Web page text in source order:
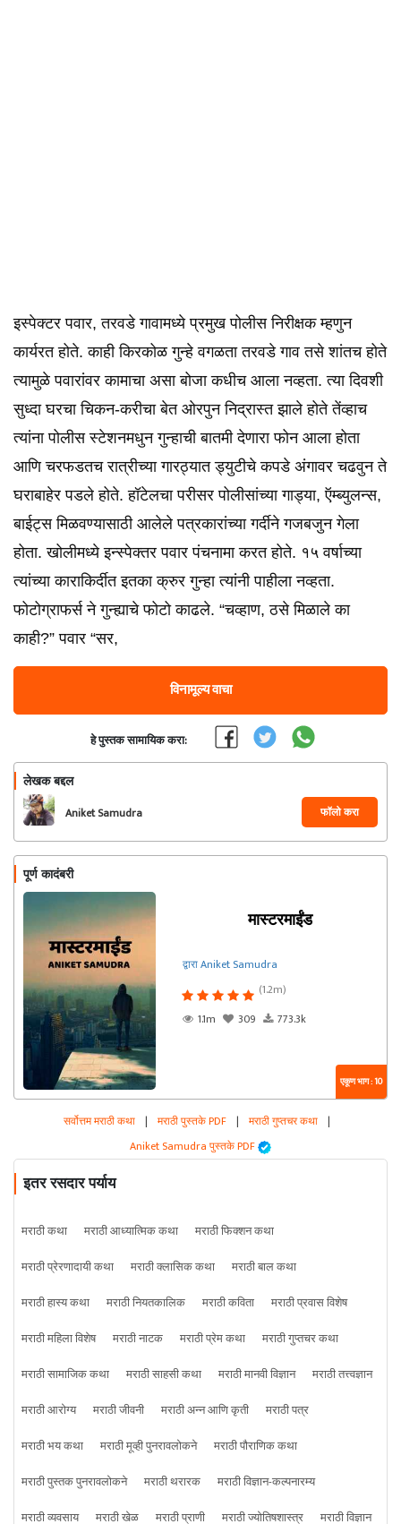
इस्पेक्टर पवार, तरवडे गावामध्ये प्रमुख पोलीस निरीक्षक म्हणुन
कार्यरत होते. काही किरकोळ गुन्हे वगळता तरवडे गाव तसे शांतच होते
त्यामुळे पवारांवर कामाचा असा बोजा कधीच आला नव्हता. त्या दिवशी
सुध्दा घरचा चिकन-करीचा बेत ओरपुन निद्रास्त झाले होते तेंव्हाच
त्यांना पोलीस स्टेशनमधुन गुन्हाची बातमी देणारा फोन आला होता
आणि चरफडतच रात्रीच्या गारठ्यात ड्युटीचे कपडे अंगावर चढवुन ते
घराबाहेर पडले होते. हॉटेलचा परीसर पोलीसांच्या गाड्या, ऍम्ब्युलन्स,
बाईट्स मिळवण्यासाठी आलेले पत्रकारांच्या गर्दीने गजबजुन गेला
होता. खोलीमध्ये इन्स्पेक्तर पवार पंचनामा करत होते. १५ वर्षाच्या
त्यांच्या काराकिर्दीत इतका क्रुर गुन्हा त्यांनी पाहीला नव्हता.
फोटोग्राफर्स ने गुन्ह्याचे फोटो काढले. “चव्हाण, ठसे मिळाले का
काही?” पवार “सर,
विनामूल्य वाचा
हे पुस्तक सामायिक करा:
लेखक बद्दल
Aniket Samudra फॉलो करा
पूर्ण कादंबरी
मास्टरमाईंड
द्वारा Aniket Samudra
(1.2m)
1.1m
309 773.3k
एकूण भाग : 10
सर्वोत्तम मराठी कथा | मराठी पुस्तके PDF | मराठी गुप्तचर कथा |
Aniket Samudra पुस्तके PDF
इतर रसदार पर्याय
मराठी कथा मराठी आध्यात्मिक कथा
मराठी फिक्शन कथा
मराठी प्रेरणादायी कथा
मराठी क्लासिक कथा
मराठी बाल कथा
मराठी हास्य कथा
मराठी नियतकालिक मराठी कविता
मराठी प्रवास विशेष
मराठी महिला विशेष
मराठी नाटक मराठी प्रेम कथा
मराठी गुप्तचर कथा
मराठी सामाजिक कथा
मराठी साहसी कथा मराठी मानवी विज्ञान
मराठी तत्त्वज्ञान
मराठी आरोग्य
मराठी जीवनी मराठी अन्न आणि कृती
मराठी पत्र
मराठी भय कथा
मराठी मूव्ही पुनरावलोकने
मराठी पौराणिक कथा
मराठी पुस्तक पुनरावलोकने
मराठी थरारक
मराठी विज्ञान-कल्पनारम्य
मराठी व्यवसाय
मराठी खेळ मराठी प्राणी मराठी ज्योतिषशास्त्र मराठी विज्ञान